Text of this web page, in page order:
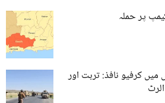
پر حملہ
کرفیو نافذ: تربت اور